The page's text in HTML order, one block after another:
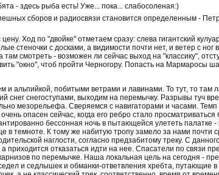
- здесь рыба есть! Уже... пока... слабосоленая:)
сборов и радиосвязи становится определенным -
Ход по "двойке" отметаем сразу: слева гигантский
стеночки с досками, а видимости почти нет, и ветер с
смотреть - возможен ли сейчас выход на "классику",
"окно", чтоб пройти Черногору. Попасть на Мармаросы
и альпийкой, побитыми ветрами и лавинами. То тут, то там
снег снегоступами, выходим на перемычку. Разрывы туч
мезорельефа. Сверяемся с навигаторами и часами. Темп
опасен сейчас, когда его ребро стало
бессонная ночь в пытающейся улететь палатке
в темноте. К тому же набитую тропу замело за нами почти
наглости, согласно предзабитому треку. С
приходится отказаться идти на нее. Спасатели по связи
по перемычке. Наша локальная цель на сегодня -
и седлышек и обманки-ответвления хребта, путающие